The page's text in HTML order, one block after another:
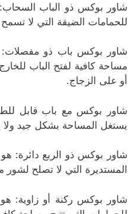
شاور بوكس ذو الباب
للحمامات الضيقة التي لا
شاور بوكس باب ذو مفصلات:
مساحة كافية لفتح الباب
أو على الزجاج.
شاور بوكس مع باب قابل
يستغل المساحة بشكل جيد ولا
شاور بوكس ذو الربع دائرة:
المستديرة التي لا تصلح
شاور بوكس ركنة أو زاوية: